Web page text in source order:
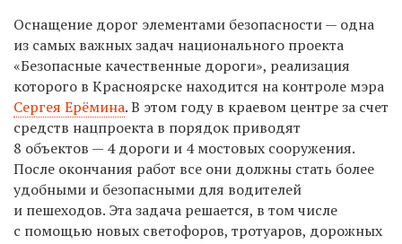
Оснащение дорог элементами безопасности — одна
из самых важных задач национального проекта
«Безопасные качественные дороги», реализация
которого в Красноярске находится на контроле мэра
Сергея Ерёмина. В этом году в краевом центре за счет
средств нацпроекта в порядок приводят
8 объектов — 4 дороги и 4 мостовых сооружения.
После окончания работ все они должны стать более
удобными и безопасными для водителей
и пешеходов. Эта задача решается, в том числе
с помощью новых светофоров, тротуаров, дорожных